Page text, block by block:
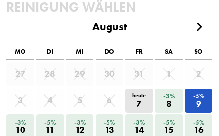
REINIGUNG WÄHLEN
August
MO DI MI DO FR SA SO
27 28 29 30 31 1 2
3 4 5 6 heute
7
-3%
8
-5%
9
-3%
10
-5%
11
-3%
12
-5%
13
-3%
14
-5%
15
-5%
16